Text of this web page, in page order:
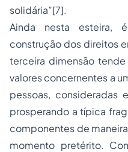
solidária”[7].
Ainda nesta esteira,
construção dos direitos
terceira dimensão
valores concernentes a
pessoas, consideradas
prosperando a típica
componentes de
momento pretérito.